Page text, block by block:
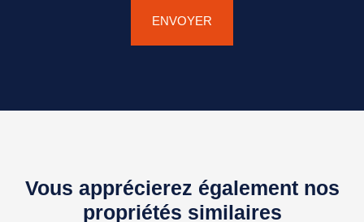
ENVOYER
Vous apprécierez également nos
propriétés similaires